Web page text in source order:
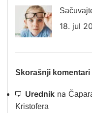
18. jul
Skorašnji komentari
Urednik na
Kristofera